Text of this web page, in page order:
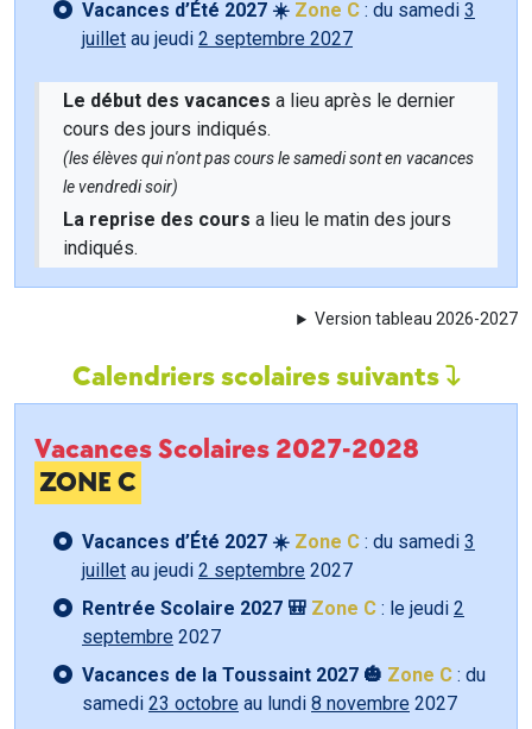
Vacances d’Été 2027 ☀️ Zone C : du samedi 3
juillet au jeudi 2 septembre 2027
Le début des vacances a lieu après le dernier
cours des jours indiqués.
(les élèves qui n'ont pas cours le samedi sont en vacances
le vendredi soir)
La reprise des cours a lieu le matin des jours
indiqués.
Version tableau 2026-2027
Calendriers scolaires suivants
Vacances Scolaires 2027-2028
ZONE C
Vacances d’Été 2027 ☀️ Zone C : du samedi 3
juillet au jeudi 2 septembre 2027
Rentrée Scolaire 2027 🎒 Zone C : le jeudi 2
septembre 2027
Vacances de la Toussaint 2027 🎃 Zone C : du
samedi 23 octobre au lundi 8 novembre 2027